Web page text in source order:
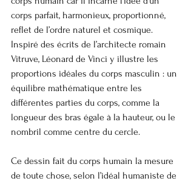
corps parfait, harmonieux, proportionné,
reflet de l’ordre naturel et cosmique.
Inspiré des écrits de l’architecte romain
Vitruve, Léonard de Vinci y illustre les
proportions idéales du corps masculin : un
équilibre mathématique entre les
différentes parties du corps, comme la
longueur des bras égale à la hauteur, ou le
nombril comme centre du cercle.
Ce dessin fait du corps humain la mesure
de toute chose, selon l’idéal humaniste de